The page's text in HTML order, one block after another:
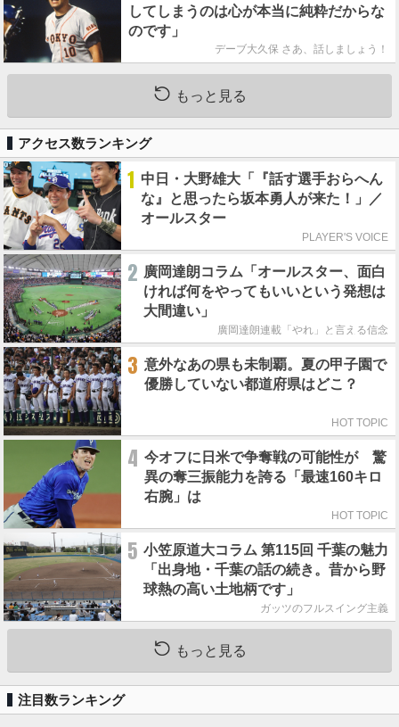
してしまうのは心が本当に純粋だからな
のです」
デーブ大久保 さあ、話しましょう！
もっと見る
アクセス数ランキング
1 中日・大野雄大「『話す選手おらへん
な』と思ったら坂本勇人が来た！」／
オールスター
PLAYER'S VOICE
2 廣岡達朗コラム「オールスター、面白
ければ何をやってもいいという発想は
大間違い」
廣岡達朗連載「やれ」と言える信念
3 意外なあの県も未制覇。夏の甲子園で
優勝していない都道府県はどこ？
HOT TOPIC
4 今オフに日米で争奪戦の可能性が 驚
異の奪三振能力を誇る「最速160キロ
右腕」は
HOT TOPIC
5 小笠原道大コラム 第115回 千葉の魅力
「出身地・千葉の話の続き。昔から野
球熱の高い土地柄です」
ガッツのフルスイング主義
もっと見る
注目数ランキング